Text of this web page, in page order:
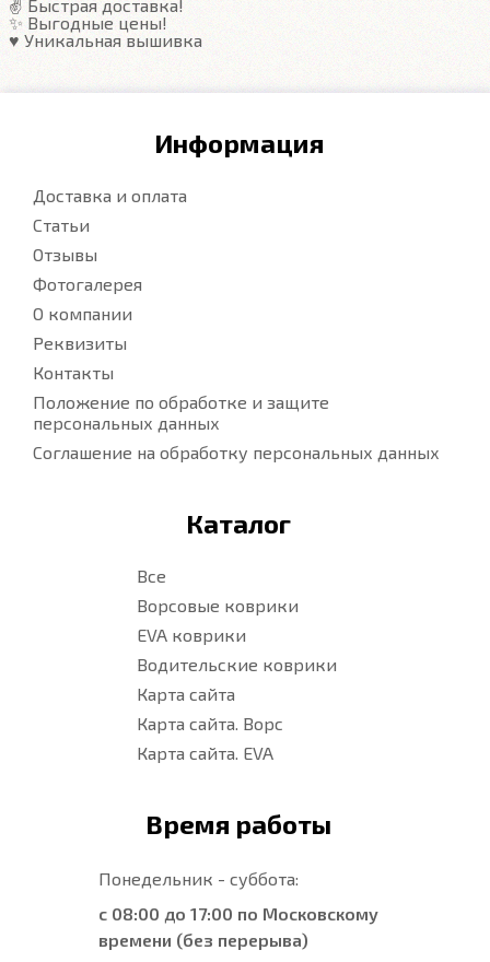
✌️ Быстрая доставка!
✨ Выгодные цены!
♥️ Уникальная вышивка
Информация
Доставка и оплата
Статьи
Отзывы
Фотогалерея
О компании
Реквизиты
Контакты
Положение по обработке и защите
персональных данных
Соглашение на обработку персональных данных
Каталог
Все
Ворсовые коврики
EVA коврики
Водительские коврики
Карта сайта
Карта сайта. Ворс
Карта сайта. EVA
Время работы
Понедельник - суббота:
с 08:00 до 17:00 по Московскому
времени (без перерыва)